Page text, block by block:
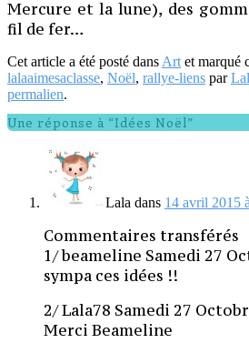
Mercure et la lune), des
fil de fer…
Cet article a été posté dans Art et marqué
lalaaimesaclasse, Noël, rallye-liens par
permalien.
Une réponse à “Idées Noël”
Lala dans 14 avril 2015
Commentaires transférés
1/ beameline Samedi 27
sympa ces idées !!
2/ Lala78 Samedi 27
Merci Beameline